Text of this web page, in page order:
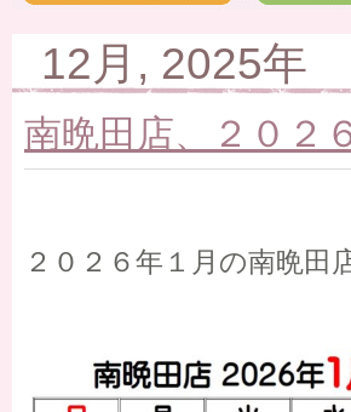
12月, 2025年
南晩田店、２０２
２０２６年１月の南晩